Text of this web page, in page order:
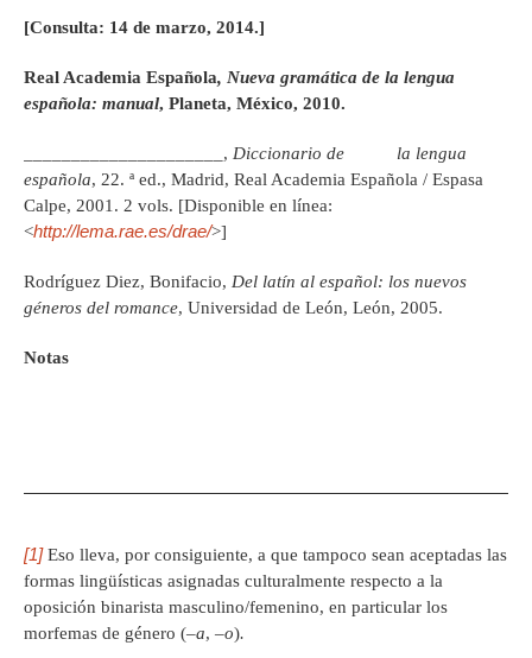
[Consulta: 14 de marzo, 2014.]
Real Academia Española, Nueva gramática de la lengua
española: manual, Planeta, México, 2010.
_____________________, Diccionario de la lengua
española, 22. ª ed., Madrid, Real Academia Española / Espasa
Calpe, 2001. 2 vols. [Disponible en línea:
<http://lema.rae.es/drae/>]
Rodríguez Diez, Bonifacio, Del latín al español: los nuevos
géneros del romance, Universidad de León, León, 2005.
Notas
[1]Eso lleva, por consiguiente, a que tampoco sean aceptadas las
formas lingüísticas asignadas culturalmente respecto a la
oposición binarista masculino/femenino, en particular los
morfemas de género (–a, –o).